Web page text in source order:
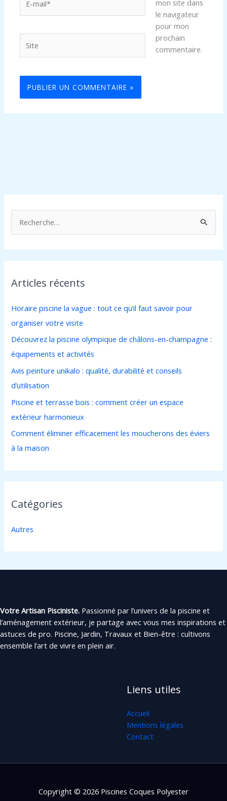
mail*
mon site dans
le navigateur
pour mon
prochain
commentaire.
e
c
e
c
h
e
r
:
Articles récents
Horaire piscine la vague : tout ce qu’il faut savoir pour
organiser votre visite
Découvrez la piscine olympique de châlons-en-champagne :
équipements et activités
Avis peinture unikalo : qualité, durabilité et conseils
d’utilisation
Piscine et terrasse bois : comment créer un espace
extérieur harmonieux
Comment éliminer efficacement les moucherons des éviers
à la maison
Catégories
Autres
Votre Artisan Pisciniste. Passionné par l’univers de la piscine et
l’aménagement extérieur, je partage avec vous mes inspirations et
astuces de pro. Piscine, Jardin, Travaux et Bien-être : cultivons
ensemble l’art de vivre en plein air.
Liens utiles
Accueil
Mentions légales
Contact
Copyright © 2026 Piscines Coques Polyester